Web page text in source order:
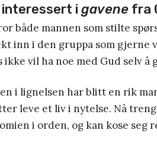
interessert i gavene fra
både mannen som stilte
inn i den gruppa som gjerne
ikke vil ha noe med Gud selv å
i lignelsen har blitt en rik
leve et liv i nytelse. Nå
i orden, og kan kose seg